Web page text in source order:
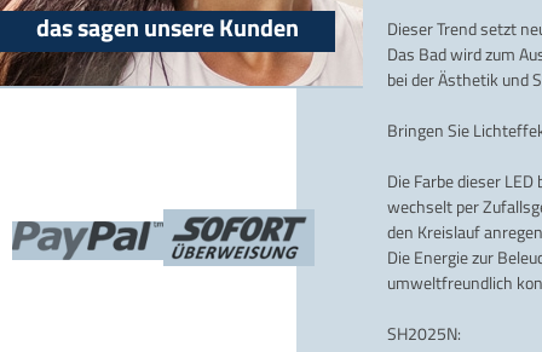
Dieser Trend setzt
Das Bad wird zum
bei der Ästhetik und
Bringen Sie
Die Farbe dieser
wechselt per
den Kreislauf
Die Energie zur
umweltfreundlich
SH2025N:
das sagen unsere Kunden